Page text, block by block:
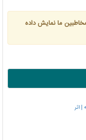
ما نمایش داده
| اثر